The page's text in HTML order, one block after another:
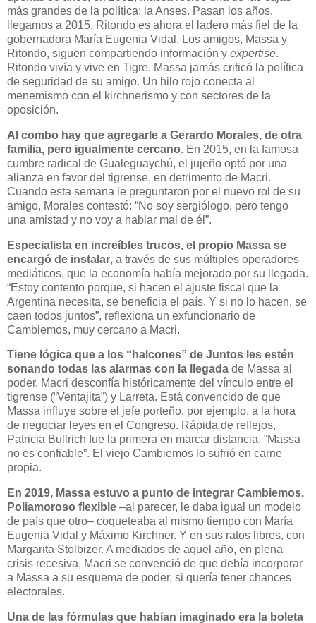
más grandes de la política: la Anses. Pasan los años,
llegamos a 2015. Ritondo es ahora el ladero más fiel de la
gobernadora María Eugenia Vidal. Los amigos, Massa y
Ritondo, siguen compartiendo información y expertise.
Ritondo vivía y vive en Tigre. Massa jamás criticó la política
de seguridad de su amigo. Un hilo rojo conecta al
menemismo con el kirchnerismo y con sectores de la
oposición.
Al combo hay que agregarle a Gerardo Morales, de otra
familia, pero igualmente cercano. En 2015, en la famosa
cumbre radical de Gualeguaychú, el jujeño optó por una
alianza en favor del tigrense, en detrimento de Macri.
Cuando esta semana le preguntaron por el nuevo rol de su
amigo, Morales contestó: “No soy sergiólogo, pero tengo
una amistad y no voy a hablar mal de él”.
Especialista en increíbles trucos, el propio Massa se
encargó de instalar, a través de sus múltiples operadores
mediáticos, que la economía había mejorado por su llegada.
“Estoy contento porque, si hacen el ajuste fiscal que la
Argentina necesita, se beneficia el país. Y si no lo hacen, se
caen todos juntos”, reflexiona un exfuncionario de
Cambiemos, muy cercano a Macri.
Tiene lógica que a los “halcones” de Juntos les estén
sonando todas las alarmas con la llegada de Massa al
poder. Macri desconfía históricamente del vínculo entre el
tigrense (“Ventajita”) y Larreta. Está convencido de que
Massa influye sobre el jefe porteño, por ejemplo, a la hora
de negociar leyes en el Congreso. Rápida de reflejos,
Patricia Bullrich fue la primera en marcar distancia. “Massa
no es confiable”. El viejo Cambiemos lo sufrió en carne
propia.
En 2019, Massa estuvo a punto de integrar Cambiemos.
Poliamoroso flexible –al parecer, le daba igual un modelo
de país que otro– coqueteaba al mismo tiempo con María
Eugenia Vidal y Máximo Kirchner. Y en sus ratos libres, con
Margarita Stolbizer. A mediados de aquel año, en plena
crisis recesiva, Macri se convenció de que debía incorporar
a Massa a su esquema de poder, si quería tener chances
electorales.
Una de las fórmulas que habían imaginado era la boleta